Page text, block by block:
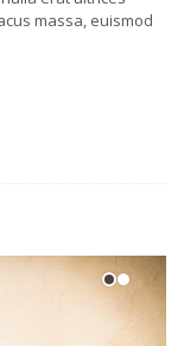
massa, euismod